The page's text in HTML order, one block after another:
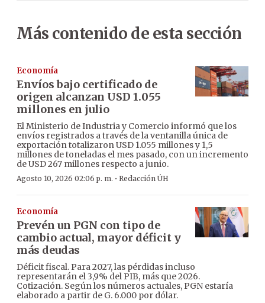
Más contenido de esta sección
Economía
Envíos bajo certificado de
origen alcanzan USD 1.055
millones en julio
El Ministerio de Industria y Comercio informó que los
envíos registrados a través de la ventanilla única de
exportación totalizaron USD 1.055 millones y 1,5
millones de toneladas el mes pasado, con un incremento
de USD 267 millones respecto a junio.
Agosto 10, 2026 02:06 p. m. · Redacción ÚH
Economía
Prevén un PGN con tipo de
cambio actual, mayor déficit y
más deudas
Déficit fiscal. Para 2027, las pérdidas incluso
representarán el 3,9% del PIB, más que 2026.
Cotización. Según los números actuales, PGN estaría
elaborado a partir de G. 6.000 por dólar.